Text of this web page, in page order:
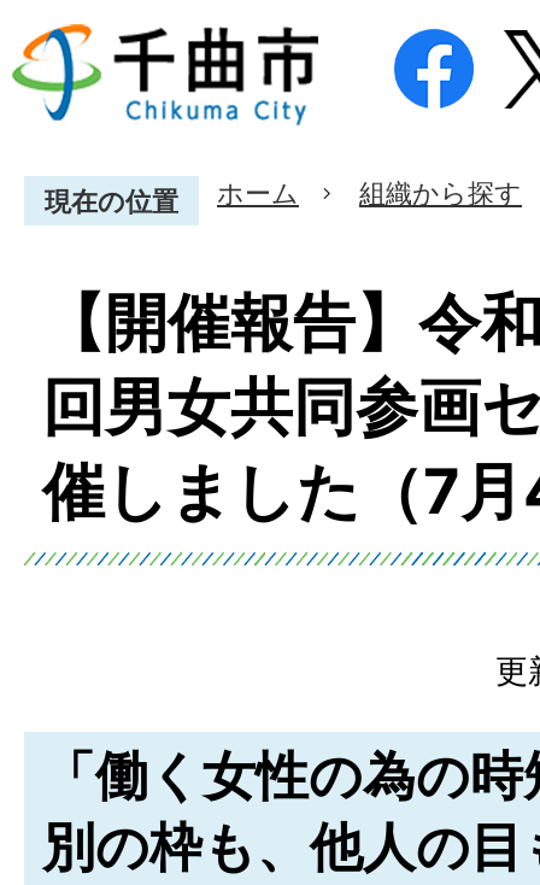
現在の位置 ホーム 組織から探す
【開催報告】令
回男女共同参画
催しました（7
更
「働く女性の為の
別の枠も、他人の